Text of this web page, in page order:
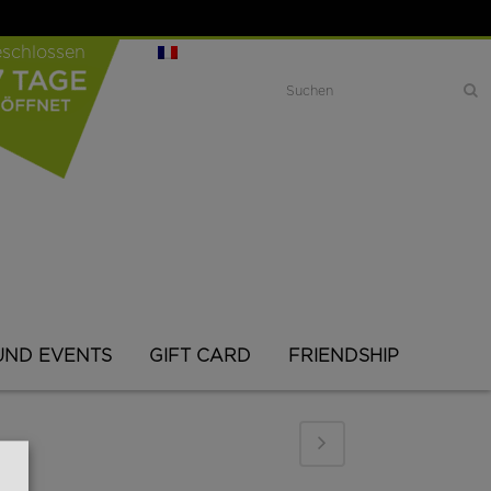
EVENTS GIFT CARD FRIENDSHIP